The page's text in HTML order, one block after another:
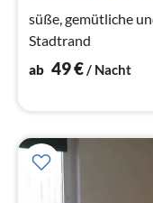
süße, gemütliche
Stadtrand
ab 49€/ Nacht